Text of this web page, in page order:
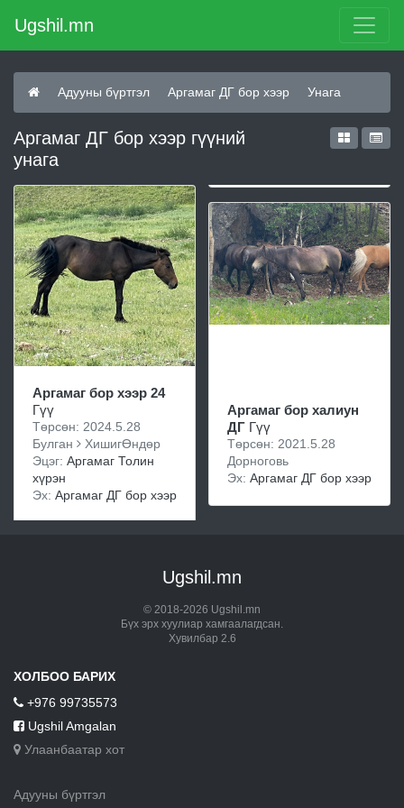
Ugshil.mn
Адууны бүртгэл Аргамаг ДГ бор хээр Унага
Аргамаг ДГ бор хээр гүүний
унага
Аргамаг бор хээр 24
Гүү
Төрсөн: 2024.5.28
Булган
ХишигӨндөр
Эцэг: Аргамаг Толин
хүрэн
Эх: Аргамаг ДГ бор хээр
Аргамаг бор халиун
ДГ Гүү
Төрсөн: 2021.5.28
Дорноговь
Эх: Аргамаг ДГ бор хээр
Ugshil.mn
© 2018-2026 Ugshil.mn
Бүх эрх хуулиар хамгаалагдсан.
Хувилбар 2.6
ХОЛБОО БАРИХ
+976 99735573
Ugshil Amgalan
Улаанбаатар хот
Адууны бүртгэл